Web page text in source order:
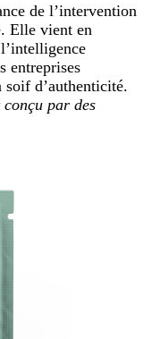
de l’intervention
Elle vient en
entreprises
d’authenticité.
par des